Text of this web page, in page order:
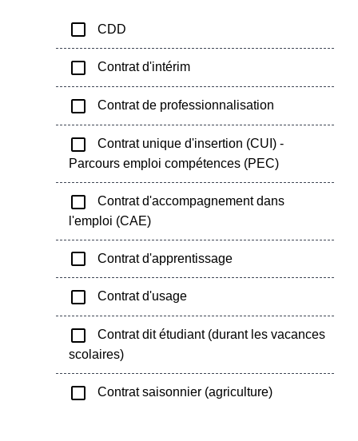
check_box_outline_blank CDD
check_box_outline_blank Contrat d'intérim
check_box_outline_blank Contrat de professionnalisation
check_box_outline_blank
Contrat unique d'insertion (CUI) -
Parcours emploi compétences (PEC)
check_box_outline_blank
Contrat d'accompagnement dans
l'emploi (CAE)
check_box_outline_blank Contrat d'apprentissage
check_box_outline_blank Contrat d'usage
check_box_outline_blank
Contrat dit étudiant (durant les vacances
scolaires)
check_box_outline_blank Contrat saisonnier (agriculture)